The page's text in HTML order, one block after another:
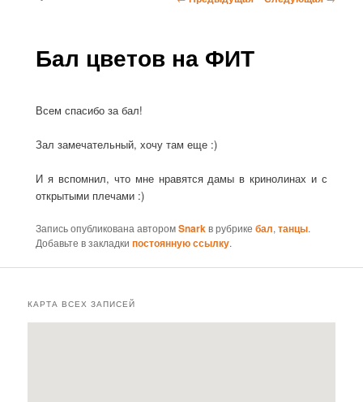
Навигация по записям
Бал цветов на ФИТ
Всем спасибо за бал!
Зал замечательный, хочу там еще :)
И я вспомнил, что мне нравятся дамы в кринолинах и с
открытыми плечами :)
Запись опубликована авторомSnark в рубрике бал, танцы.
Добавьте в закладки постоянную ссылку.
КАРТА ВСЕХ ЗАПИСЕЙ